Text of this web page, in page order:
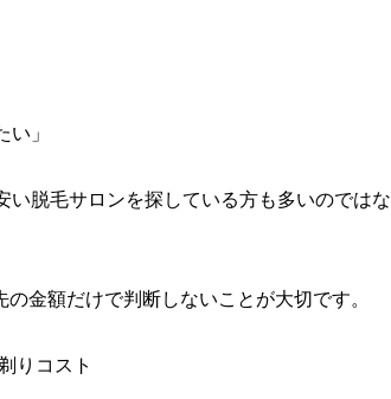
い」
い脱毛サロンを探している方も多いのでは
金額だけで判断しないことが大切です。
りコスト